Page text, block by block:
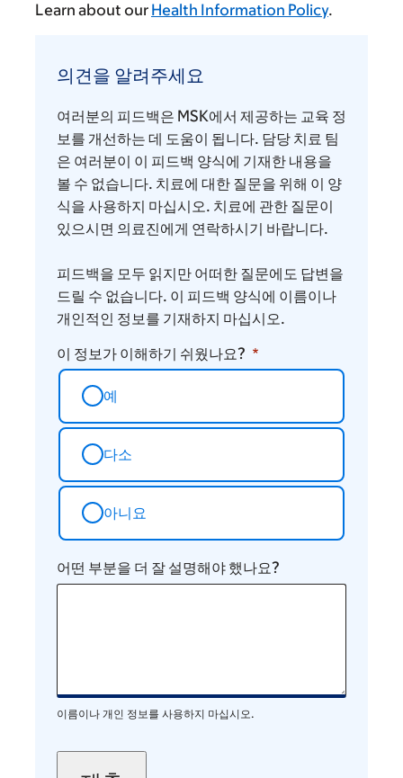
Learn about our Health Information Policy.
견
알
려
주
세
요
의견을 알려주세요
여러분의 피드백은 MSK에서 제공하는 교육 정
보를 개선하는 데 도움이 됩니다. 담당 치료 팀
은 여러분이 이 피드백 양식에 기재한 내용을
볼 수 없습니다. 치료에 대한 질문을 위해 이 양
식을 사용하지 마십시오. 치료에 관한 질문이
있으시면 의료진에게 연락하시기 바랍니다.
피드백을 모두 읽지만 어떠한 질문에도 답변을
드릴 수 없습니다. 이 피드백 양식에 이름이나
개인적인 정보를 기재하지 마십시오.
이 정보가 이해하기 쉬웠나요?
예
다소
아니요
어떤 부분을 더 잘 설명해야 했나요?
이름이나 개인 정보를 사용하지 마십시오.